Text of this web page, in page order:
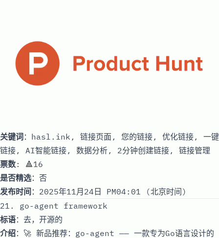
关键词：hasl.ink, 链接页面, 您的链接, 优化链接, 一键
链接, AI智能链接, 数据分析, 2分钟创建链接, 链接管理
票数: 🔺16
是否精选：否
发布时间 ：2025年11月24日 PM04:01 (北京时间)
21. go-agent framework
标语：去，开源的
介绍：🚀 新品推荐：go-agent —— 一款专为Go语言设计的